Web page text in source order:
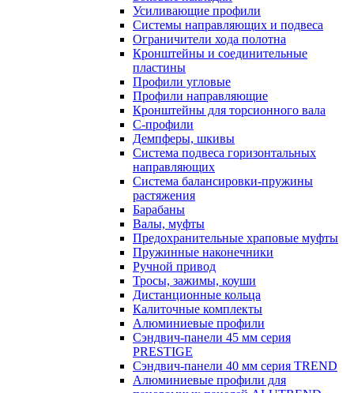
Усиливающие профили
Системы направляющих и подвеса
Ограничители хода полотна
Кронштейны и соединительные
пластины
Профили угловые
Профили направляющие
Кронштейны для торсионного вала
С-профили
Демпферы, шкивы
Система подвеса горизонтальных
направляющих
Система балансировки-пружины
растяжения
Барабаны
Валы, муфты
Предохранительные храповые муфты
Пружинные наконечники
Ручной привод
Тросы, зажимы, коуши
Дистанционные кольца
Калиточные комплекты
Алюминиевые профили
Сэндвич-панели 45 мм серия
PRESTIGE
Сэндвич-панели 40 мм серия TREND
Алюминиевые профили для